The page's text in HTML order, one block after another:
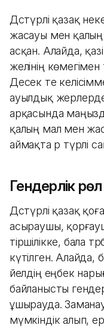
Дәстүрлі қазақ
жасауы мен қалың
асқан. Алайда,
желінің
Десек те
ауылдық жерлерде
арқасында
қалың мал мен
аймақта әр түрлі
Гендерлік рөл
Дәстүрлі қазақ
асыраушы,
тіршілікке, бала
күтілген. Алайда,
әйелдің еңбек
байланысты
ұшырауда.
мүмкіндік алып,